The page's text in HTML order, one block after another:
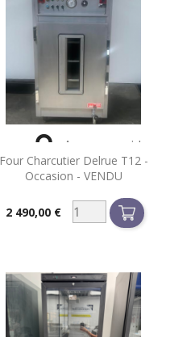
Four Charcutier Delrue T12 -
Occasion - VENDU
Prix2 490,00 €
 Aperçu rapide